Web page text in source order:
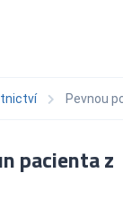
Pevnou
pacienta z